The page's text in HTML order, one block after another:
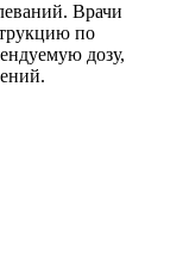
Врачи
по
дозу,